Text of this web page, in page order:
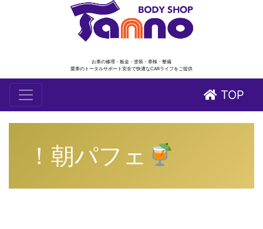
お車の修理・板金・塗装・車検・整備
愛車のトータルサポート安全で快適なCARライフをご提供
TOP
！朝パフェ